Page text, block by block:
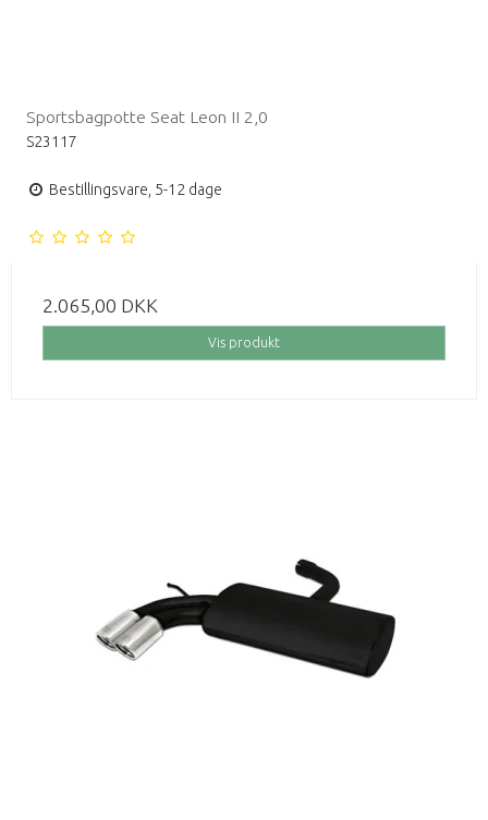
Sportsbagpotte Seat Leon II 2,0
S23117
Bestillingsvare, 5-12 dage
2.065,00 DKK
Vis produkt